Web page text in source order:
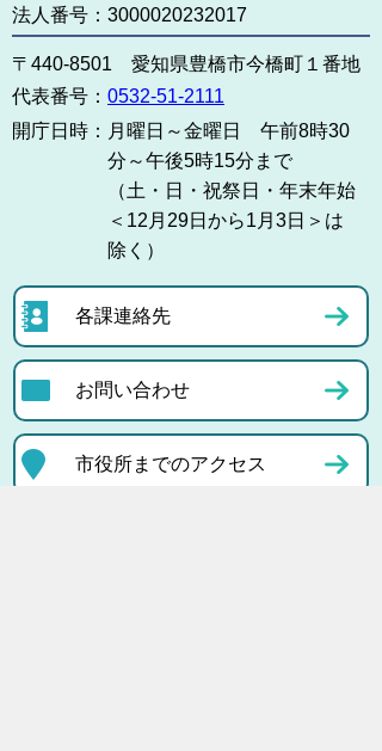
法人番号：3000020232017
〒440-8501 愛知県豊橋市今橋町１番地
代表番号： 0532-51-2111
開庁日時： 月曜日～金曜日 午前8時30
分～午後5時15分まで
（土・日・祝祭日・年末年始
＜12月29日から1月3日＞は
除く）
各課連絡先
お問い合わせ
市役所までのアクセス